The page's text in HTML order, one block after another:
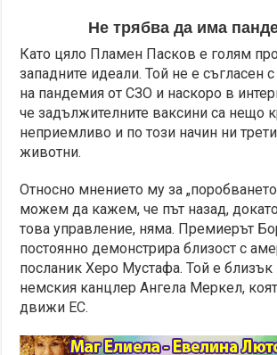
Не трябва да има
Като цяло Пламен Пасков е голям
западните идеали. Той не е съгласен
на пандемия от СЗО и наскоро в
че задължителните ваксини са нещо
неприемливо и по този начин ни
животни.
Относно мнението му за
можем да кажем, че път назад,
това управление, няма. Премиерът
постоянно демонстрира близост с
посланик Херо Мустафа. Той е близък
немския канцлер Ангела Меркел,
движи ЕС.